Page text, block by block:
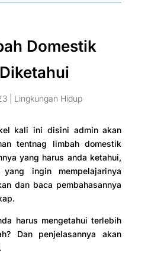
Domestik
| Lingkungan Hidup
kali ini disini admin akan
tentnag limbah domestik
yang harus anda ketahui,
ingin mempelajarinya
dan baca pembahasannya
harus mengetahui terlebih
Dan penjelasannya akan